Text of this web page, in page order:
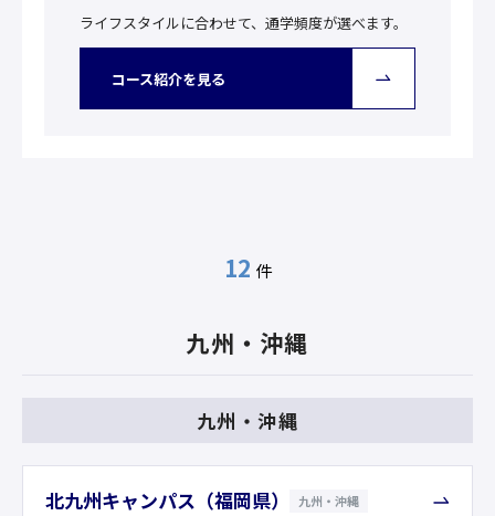
ライフスタイルに合わせて、通学頻度が選べます。
コース紹介を見る
12
九州・沖縄
九州・沖縄
北九州キャンパス（福岡県） 九州・沖縄